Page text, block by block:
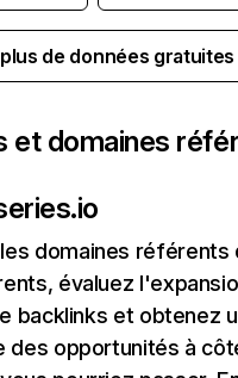
de données
et domaines
domaines référents
évaluez
backlinks et obtenez
des opportunités à